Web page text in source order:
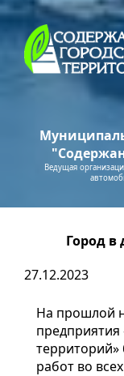
Ведущая
Город
27.12.2023
На прошлой
работ во